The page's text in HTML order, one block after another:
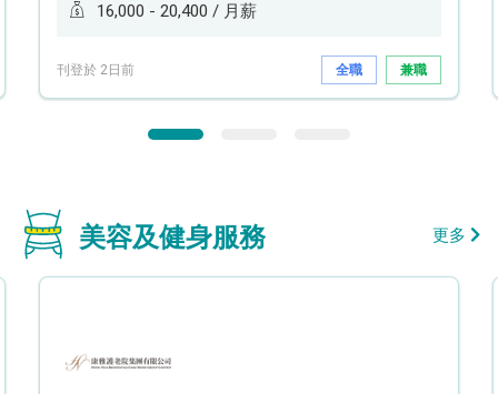
16,000 - 20,400 / 月薪
刊登於 2日前 全職 兼職
美容及健身服務 更多